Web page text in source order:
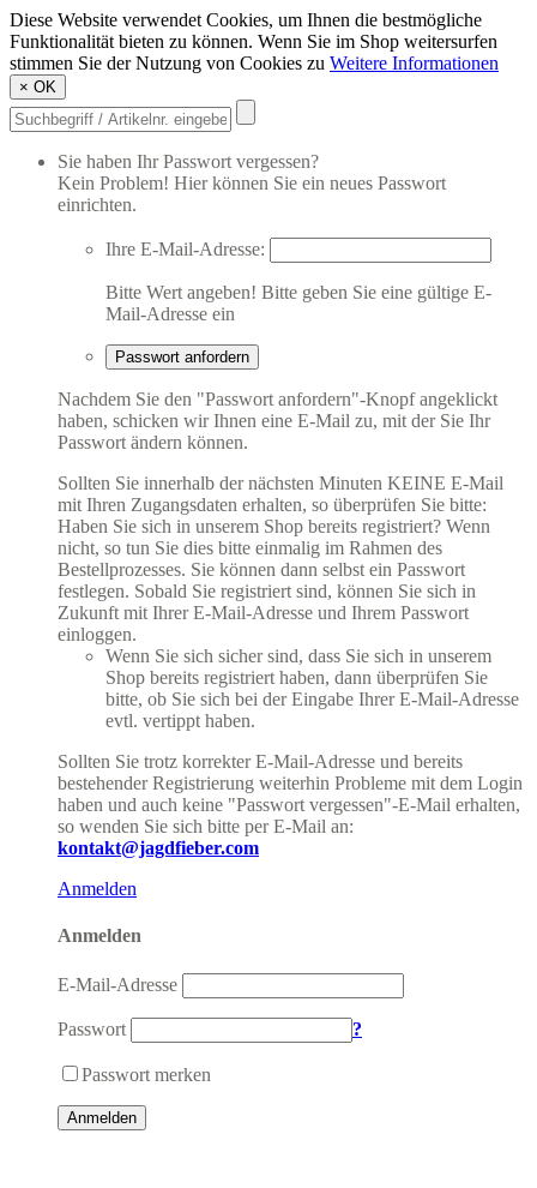
Diese Website verwendet Cookies, um Ihnen die bestmögliche
Funktionalität bieten zu können. Wenn Sie im Shop weitersurfen
stimmen Sie der Nutzung von Cookies zu Weitere Informationen
× OK
Sie haben Ihr Passwort vergessen?
Kein Problem! Hier können Sie ein neues Passwort
einrichten.
Ihre E-Mail-Adresse:
Bitte Wert angeben! Bitte geben Sie eine gültige E-
Mail-Adresse ein
Passwort anfordern
Nachdem Sie den "Passwort anfordern"-Knopf angeklickt
haben, schicken wir Ihnen eine E-Mail zu, mit der Sie Ihr
Passwort ändern können.
Sollten Sie innerhalb der nächsten Minuten KEINE E-Mail
mit Ihren Zugangsdaten erhalten, so überprüfen Sie bitte:
Haben Sie sich in unserem Shop bereits registriert? Wenn
nicht, so tun Sie dies bitte einmalig im Rahmen des
Bestellprozesses. Sie können dann selbst ein Passwort
festlegen. Sobald Sie registriert sind, können Sie sich in
Zukunft mit Ihrer E-Mail-Adresse und Ihrem Passwort
einloggen.
Wenn Sie sich sicher sind, dass Sie sich in unserem
Shop bereits registriert haben, dann überprüfen Sie
bitte, ob Sie sich bei der Eingabe Ihrer E-Mail-Adresse
evtl. vertippt haben.
Sollten Sie trotz korrekter E-Mail-Adresse und bereits
bestehender Registrierung weiterhin Probleme mit dem Login
haben und auch keine "Passwort vergessen"-E-Mail erhalten,
so wenden Sie sich bitte per E-Mail an:
kontakt@jagdfieber.com
Anmelden
Anmelden
E-Mail-Adresse
Passwort ?
Passwort merken
Anmelden